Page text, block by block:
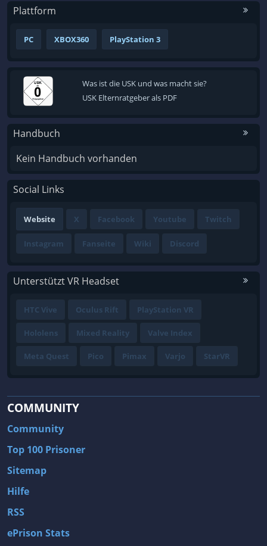
Plattform
PC XBOX360 PlayStation 3
Was ist die USK und was macht sie?
USK Elternratgeber als PDF
Handbuch
Kein Handbuch vorhanden
Social Links
Website X Facebook Youtube Twitch
Instagram Fanseite Wiki Discord
Unterstützt VR Headset
HTC Vive Oculus Rift PlayStation VR
Hololens Mixed Reality Valve Index
Meta Quest Pico Pimax Varjo StarVR
COMMUNITY
Community
Top 100 Prisoner
Sitemap
Hilfe
RSS
ePrison Stats